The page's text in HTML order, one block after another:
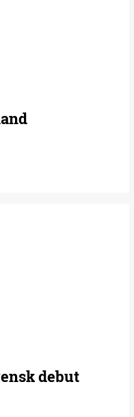
debut